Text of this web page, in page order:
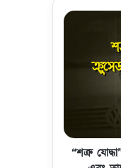
“
র
ব্যা“শত্রু